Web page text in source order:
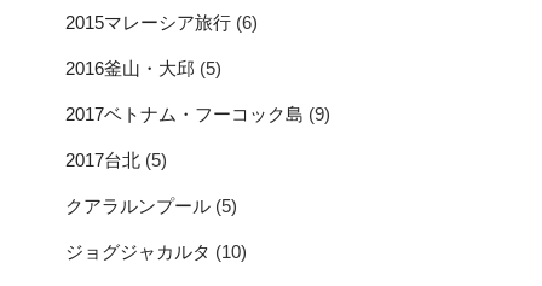
2015マレーシア旅行 (6)
2016釜山・大邱 (5)
2017ベトナム・フーコック島 (9)
2017台北 (5)
クアラルンプール (5)
ジョグジャカルタ (10)